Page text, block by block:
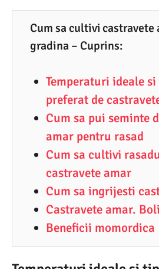
0
Cum sa cultivi castravete
gradina – Cuprins:
Temperaturi ideale
preferat de
Cum sa pui seminte
amar pentru rasad
Cum sa cultivi
castravete amar
Cum sa ingrijesti
Castravete amar.
Beneficii momordica